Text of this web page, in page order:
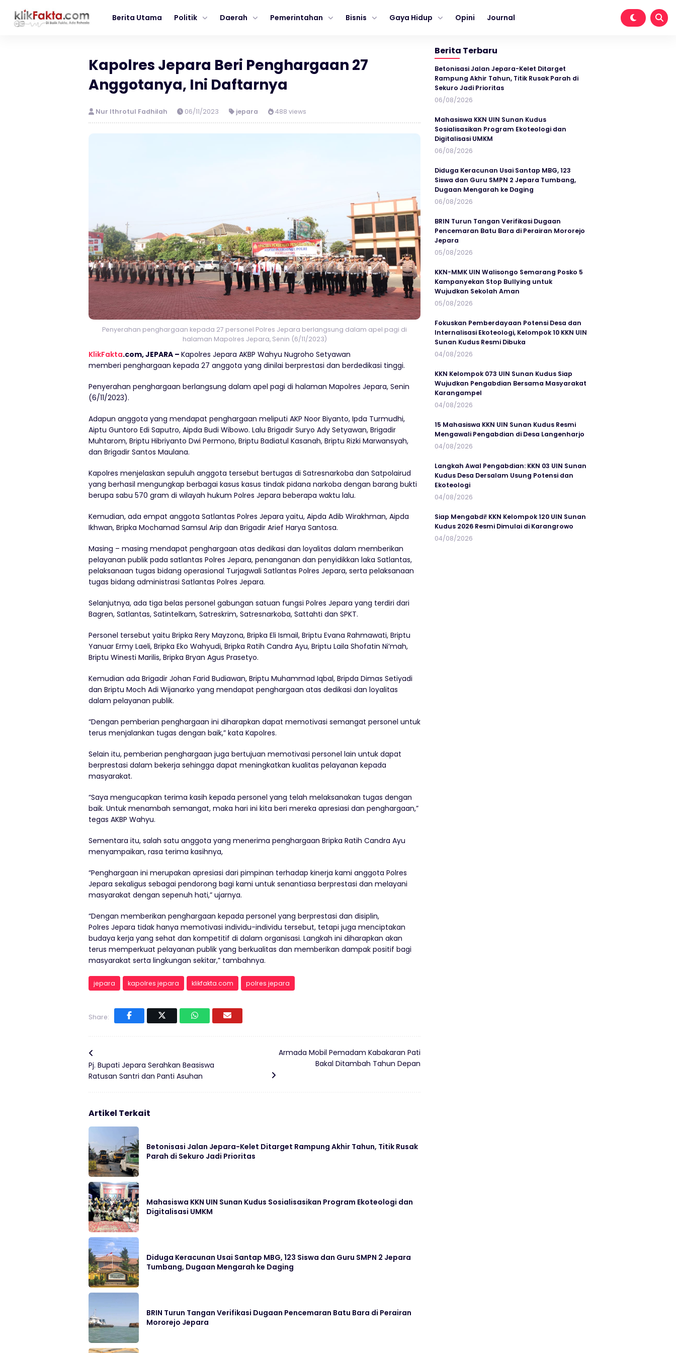
Berita Utama Politik Daerah Pemerintahan Bisnis Gaya Hidup Opini Journal
Kapolres Jepara Beri Penghargaan 27
Anggotanya, Ini Daftarnya
Nur Ithrotul Fadhilah 06/11/2023 jepara 488 views
Penyerahan penghargaan kepada 27 personel Polres Jepara berlangsung dalam apel pagi di
halaman Mapolres Jepara, Senin (6/11/2023)
KlikFakta.com, JEPARA – Kapolres Jepara AKBP Wahyu Nugroho Setyawan
memberi penghargaan kepada 27 anggota yang dinilai berprestasi dan berdedikasi tinggi.
Penyerahan penghargaan berlangsung dalam apel pagi di halaman Mapolres Jepara, Senin
(6/11/2023).
Adapun anggota yang mendapat penghargaan meliputi AKP Noor Biyanto, Ipda Turmudhi,
Aiptu Guntoro Edi Saputro, Aipda Budi Wibowo. Lalu Brigadir Suryo Ady Setyawan, Brigadir
Muhtarom, Briptu Hibriyanto Dwi Permono, Briptu Badiatul Kasanah, Briptu Rizki Marwansyah,
dan Brigadir Santos Maulana.
Kapolres menjelaskan sepuluh anggota tersebut bertugas di Satresnarkoba dan Satpolairud
yang berhasil mengungkap berbagai kasus kasus tindak pidana narkoba dengan barang bukti
berupa sabu 570 gram di wilayah hukum Polres Jepara beberapa waktu lalu.
Kemudian, ada empat anggota Satlantas Polres Jepara yaitu, Aipda Adib Wirakhman, Aipda
Ikhwan, Bripka Mochamad Samsul Arip dan Brigadir Arief Harya Santosa.
Masing – masing mendapat penghargaan atas dedikasi dan loyalitas dalam memberikan
pelayanan publik pada satlantas Polres Jepara, penanganan dan penyidikkan laka Satlantas,
pelaksanaan tugas bidang operasional Turjagwali Satlantas Polres Jepara, serta pelaksanaan
tugas bidang administrasi Satlantas Polres Jepara.
Selanjutnya, ada tiga belas personel gabungan satuan fungsi Polres Jepara yang terdiri dari
Bagren, Satlantas, Satintelkam, Satreskrim, Satresnarkoba, Sattahti dan SPKT.
Personel tersebut yaitu Bripka Rery Mayzona, Bripka Eli Ismail, Briptu Evana Rahmawati, Briptu
Yanuar Ermy Laeli, Bripka Eko Wahyudi, Bripka Ratih Candra Ayu, Briptu Laila Shofatin Ni’mah,
Briptu Winesti Marilis, Bripka Bryan Agus Prasetyo.
Kemudian ada Brigadir Johan Farid Budiawan, Briptu Muhammad Iqbal, Bripda Dimas Setiyadi
dan Briptu Moch Adi Wijanarko yang mendapat penghargaan atas dedikasi dan loyalitas
dalam pelayanan publik.
“Dengan pemberian penghargaan ini diharapkan dapat memotivasi semangat personel untuk
terus menjalankan tugas dengan baik,” kata Kapolres.
Selain itu, pemberian penghargaan juga bertujuan memotivasi personel lain untuk dapat
berprestasi dalam bekerja sehingga dapat meningkatkan kualitas pelayanan kepada
masyarakat.
“Saya mengucapkan terima kasih kepada personel yang telah melaksanakan tugas dengan
baik. Untuk menambah semangat, maka hari ini kita beri mereka apresiasi dan penghargaan,”
tegas AKBP Wahyu.
Sementara itu, salah satu anggota yang menerima penghargaan Bripka Ratih Candra Ayu
menyampaikan, rasa terima kasihnya,
“Penghargaan ini merupakan apresiasi dari pimpinan terhadap kinerja kami anggota Polres
Jepara sekaligus sebagai pendorong bagi kami untuk senantiasa berprestasi dan melayani
masyarakat dengan sepenuh hati,” ujarnya.
“Dengan memberikan penghargaan kepada personel yang berprestasi dan disiplin,
Polres Jepara tidak hanya memotivasi individu-individu tersebut, tetapi juga menciptakan
budaya kerja yang sehat dan kompetitif di dalam organisasi. Langkah ini diharapkan akan
terus memperkuat pelayanan publik yang berkualitas dan memberikan dampak positif bagi
masyarakat serta lingkungan sekitar,” tambahnya.
jepara kapolres jepara klikfakta.com polres jepara
Share:
Pj. Bupati Jepara Serahkan Beasiswa
Ratusan Santri dan Panti Asuhan
Armada Mobil Pemadam Kabakaran Pati
Bakal Ditambah Tahun Depan
Artikel Terkait
Betonisasi Jalan Jepara-Kelet Ditarget Rampung Akhir Tahun, Titik Rusak
Parah di Sekuro Jadi Prioritas
Mahasiswa KKN UIN Sunan Kudus Sosialisasikan Program Ekoteologi dan
Digitalisasi UMKM
Diduga Keracunan Usai Santap MBG, 123 Siswa dan Guru SMPN 2 Jepara
Tumbang, Dugaan Mengarah ke Daging
BRIN Turun Tangan Verifikasi Dugaan Pencemaran Batu Bara di Perairan
Mororejo Jepara
Berita Terbaru
Betonisasi Jalan Jepara-Kelet Ditarget
Rampung Akhir Tahun, Titik Rusak Parah di
Sekuro Jadi Prioritas
06/08/2026
Mahasiswa KKN UIN Sunan Kudus
Sosialisasikan Program Ekoteologi dan
Digitalisasi UMKM
06/08/2026
Diduga Keracunan Usai Santap MBG, 123
Siswa dan Guru SMPN 2 Jepara Tumbang,
Dugaan Mengarah ke Daging
06/08/2026
BRIN Turun Tangan Verifikasi Dugaan
Pencemaran Batu Bara di Perairan Mororejo
Jepara
05/08/2026
KKN-MMK UIN Walisongo Semarang Posko 5
Kampanyekan Stop Bullying untuk
Wujudkan Sekolah Aman
05/08/2026
Fokuskan Pemberdayaan Potensi Desa dan
Internalisasi Ekoteologi, Kelompok 10 KKN UIN
Sunan Kudus Resmi Dibuka
04/08/2026
KKN Kelompok 073 UIN Sunan Kudus Siap
Wujudkan Pengabdian Bersama Masyarakat
Karangampel
04/08/2026
15 Mahasiswa KKN UIN Sunan Kudus Resmi
Mengawali Pengabdian di Desa Langenharjo
04/08/2026
Langkah Awal Pengabdian: KKN 03 UIN Sunan
Kudus Desa Dersalam Usung Potensi dan
Ekoteologi
04/08/2026
Siap Mengabdi! KKN Kelompok 120 UIN Sunan
Kudus 2026 Resmi Dimulai di Karangrowo
04/08/2026